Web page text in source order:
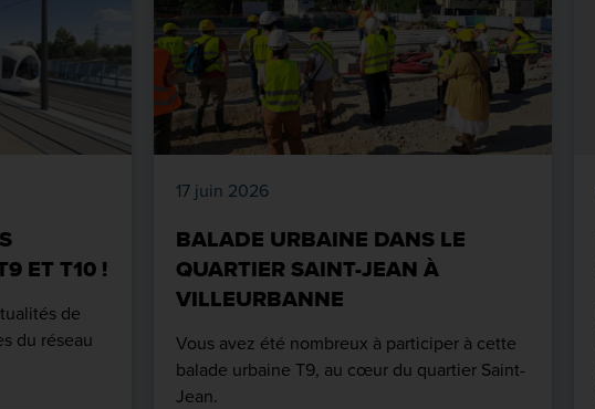
ET T10 !
de
du réseau
17 juin 2026
BALADE URBAINE DANS LE
QUARTIER SAINT-JEAN À
VILLEURBANNE
Vous avez été nombreux à participer à cette
balade urbaine T9, au cœur du quartier Saint-
Jean.